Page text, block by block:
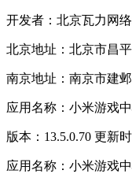
开发者：北京瓦力网
北京地址：北京市昌
南京地址：南京市建
应用名称：小米游戏
版本：13.5.0.70 更新
应用名称：小米游戏